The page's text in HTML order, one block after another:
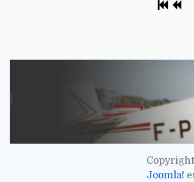
Joomla!